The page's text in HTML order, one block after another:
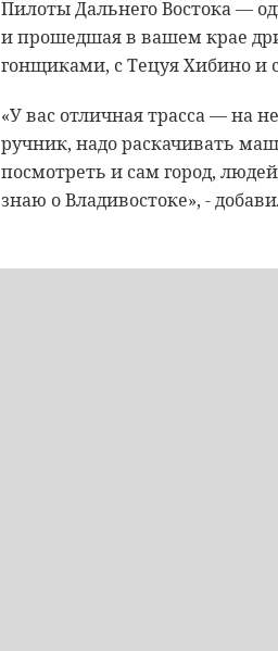
Пилоты Дальнего Востока —
и прошедшая в вашем крае
гонщиками, с Тецуя Хибино и
«У вас отличная трасса — на
ручник, надо раскачивать
посмотреть и сам город,
знаю о Владивостоке», -